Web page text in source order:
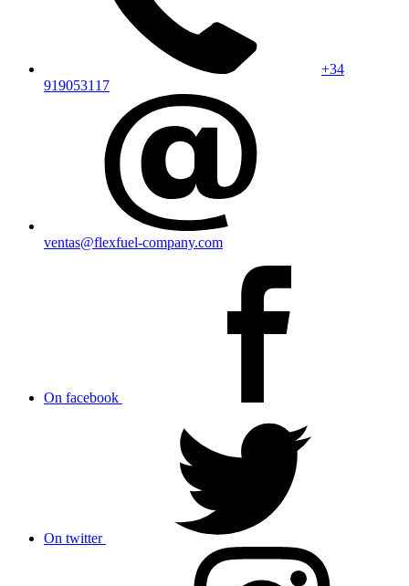
+34
919053117
ventas@flexfuel-company.com
On facebook
On twitter